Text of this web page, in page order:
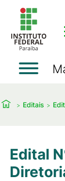
⋮
Editais
Edital